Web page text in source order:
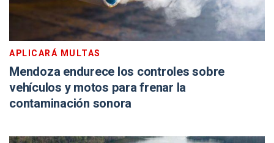
APLICARÁ MULTAS
Mendoza endurece los controles sobre
vehículos y motos para frenar la
contaminación sonora